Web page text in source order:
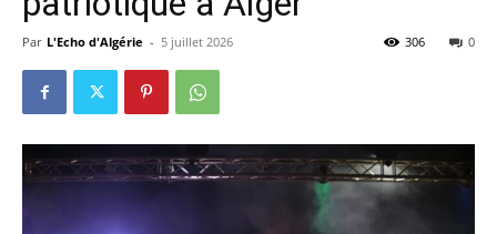
Par L'Echo d'Algérie - 5 juillet 2026 0
306